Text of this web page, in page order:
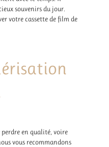
souvenirs du jour.
votre cassette de film de
perdre en qualité, voire
vous recommandons